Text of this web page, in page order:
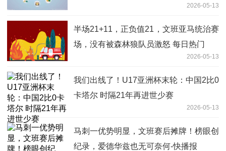
2026-05-13
半场21+11，正负值21，文班亚马统治赛
场，没有被森林狼队员激怒 每日热门
2026-05-13
我们出线了！U17亚洲杯末轮：中国2比0
卡塔尔 时隔21年再进世少赛
2026-05-13
马刺一优势明显，文班赛后摊牌！榜眼创
纪录，爱德华兹也无可奈何-快播报